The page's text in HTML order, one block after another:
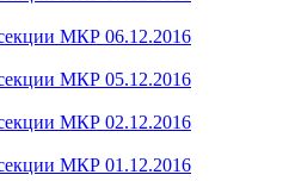
МКР 06.12.2016
МКР 05.12.2016
МКР 02.12.2016
МКР 01.12.2016